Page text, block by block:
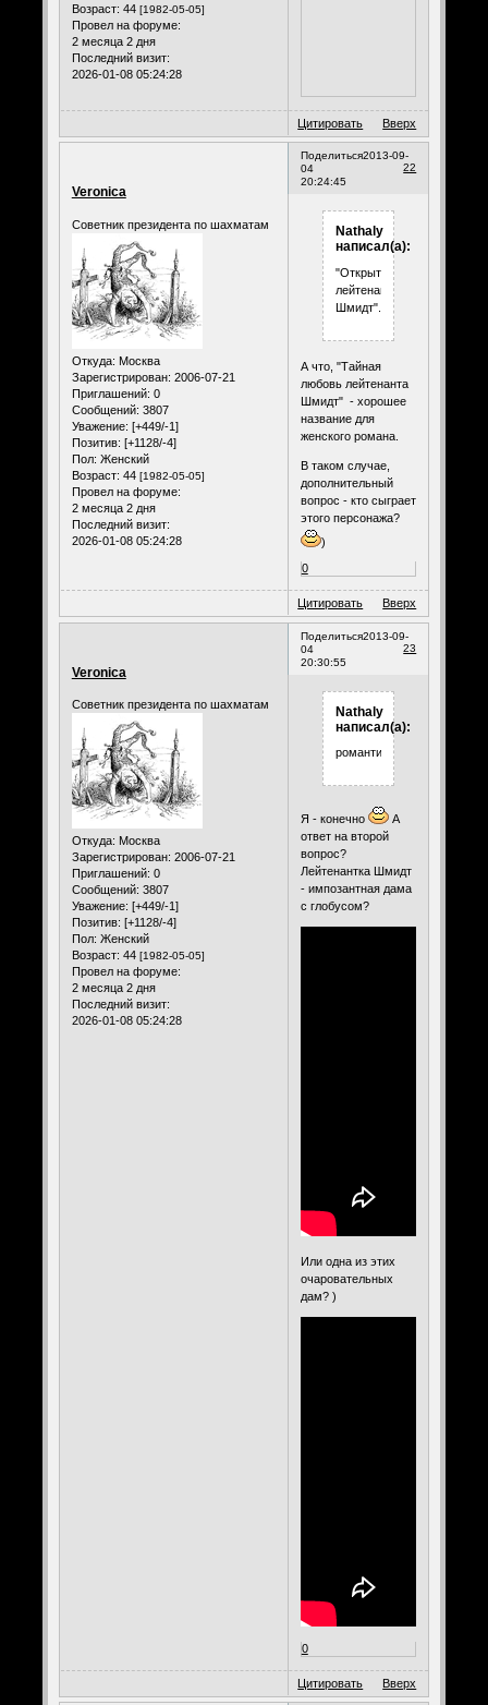
Возраст: 44 [1982-05-05]
Провел на форуме:
2 месяца 2 дня
Последний визит:
2026-01-08 05:24:28
Цитировать Вверх
Поделиться
22
2013-09-
04
20:24:45
Veronica
Советник президента по шахматам
Откуда: Москва
Зарегистрирован: 2006-07-21
Приглашений: 0
Сообщений: 3807
Уважение: [+449/-1]
Позитив: [+1128/-4]
Пол: Женский
Возраст: 44 [1982-05-05]
Провел на форуме:
2 месяца 2 дня
Последний визит:
2026-01-08 05:24:28
Nathaly
написал(а):
"Открытия
лейтенанта
Шмидт".
А что, "Тайная
любовь лейтенанта
Шмидт" - хорошее
название для
женского романа.
В таком случае,
дополнительный
вопрос - кто сыграет
этого персонажа?
)
0
Цитировать Вверх
Поделиться
23
2013-09-
04
20:30:55
Veronica
Советник президента по шахматам
Откуда: Москва
Зарегистрирован: 2006-07-21
Приглашений: 0
Сообщений: 3807
Уважение: [+449/-1]
Позитив: [+1128/-4]
Пол: Женский
Возраст: 44 [1982-05-05]
Провел на форуме:
2 месяца 2 дня
Последний визит:
2026-01-08 05:24:28
Nathaly
написал(а):
Я - конечно
А
ответ на второй
вопрос?
Лейтенантка Шмидт
- импозантная дама
с глобусом?
Или одна из этих
очаровательных
дам? )
0
Цитировать Вверх